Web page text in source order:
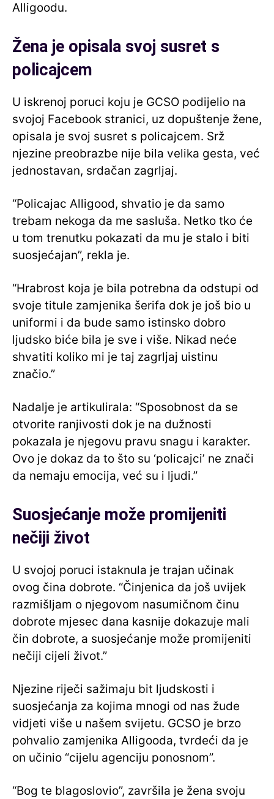
Alligoodu.
Žena je opisala svoj susret s
policajcem
U iskrenoj poruci koju je GCSO podijelio na
svojoj Facebook stranici, uz dopuštenje žene,
opisala je svoj susret s policajcem. Srž
njezine preobrazbe nije bila velika gesta, već
jednostavan, srdačan zagrljaj.
“Policajac Alligood, shvatio je da samo
trebam nekoga da me sasluša. Netko tko će
u tom trenutku pokazati da mu je stalo i biti
suosjećajan”, rekla je.
“Hrabrost koja je bila potrebna da odstupi od
svoje titule zamjenika šerifa dok je još bio u
uniformi i da bude samo istinsko dobro
ljudsko biće bila je sve i više. Nikad neće
shvatiti koliko mi je taj zagrljaj uistinu
značio.”
Nadalje je artikulirala: “Sposobnost da se
otvorite ranjivosti dok je na dužnosti
pokazala je njegovu pravu snagu i karakter.
Ovo je dokaz da to što su ‘policajci’ ne znači
da nemaju emocija, već su i ljudi.”
Suosjećanje može promijeniti
nečiji život
U svojoj poruci istaknula je trajan učinak
ovog čina dobrote. “Činjenica da još uvijek
razmišljam o njegovom nasumičnom činu
dobrote mjesec dana kasnije dokazuje mali
čin dobrote, a suosjećanje može promijeniti
nečiji cijeli život.”
Njezine riječi sažimaju bit ljudskosti i
suosjećanja za kojima mnogi od nas žude
vidjeti više u našem svijetu. GCSO je brzo
pohvalio zamjenika Alligooda, tvrdeći da je
on učinio “cijelu agenciju ponosnom”.
“Bog te blagoslovio”, završila je žena svoju